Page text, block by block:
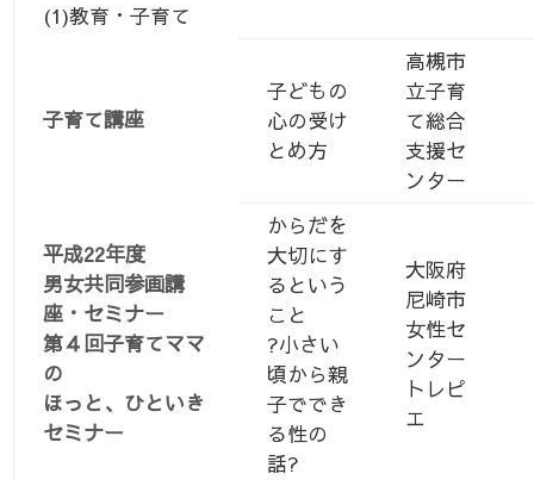
(1)教育・子育て
子育て講座
子どもの
心の受け
とめ方
高槻市
立子育
て総合
支援セ
ンター
平成22年度
男女共同参画講
座・セミナー
第４回子育てママ
の
ほっと、ひといき
セミナー
からだを
大切にす
るという
こと
?小さい
頃から親
子ででき
る性の
話?
大阪府
尼崎市
女性セ
ンター
トレピ
エ